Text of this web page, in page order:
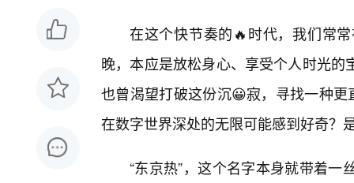
在这个快节奏的🔥时代，我们常
晚，本应是放松身心、享受个人时光
也曾渴望打破这份沉😀寂，寻找一种
在数字世界深处的无限可能感到好奇？
“东京热”，这个名字本身就带着